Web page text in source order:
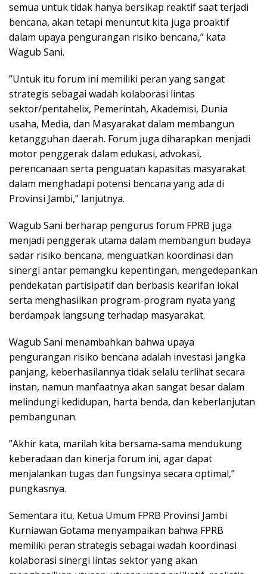
semua untuk tidak hanya bersikap reaktif saat terjadi
bencana, akan tetapi menuntut kita juga proaktif
dalam upaya pengurangan risiko bencana,” kata
Wagub Sani.
‎”Untuk itu forum ini memiliki peran yang sangat
strategis sebagai wadah kolaborasi lintas
sektor/pentahelix, Pemerintah, Akademisi, Dunia
usaha, Media, dan Masyarakat dalam membangun
ketangguhan daerah. Forum juga diharapkan menjadi
motor penggerak dalam edukasi, advokasi,
perencanaan serta penguatan kapasitas ‎masyarakat
dalam menghadapi potensi bencana yang ada di
Provinsi Jambi,” lanjutnya.
‎Wagub Sani berharap pengurus forum FPRB juga
menjadi penggerak utama dalam membangun budaya
sadar risiko bencana, menguatkan koordinasi dan
sinergi antar pemangku kepentingan, mengedepankan
pendekatan partisipatif dan berbasis kearifan lokal
serta menghasilkan program-program nyata yang
berdampak langsung terhadap masyarakat.
Wagub Sani menambahkan bahwa upaya
pengurangan risiko bencana adalah investasi jangka
panjang, keberhasilannya tidak selalu terlihat secara
instan, namun manfaatnya akan sangat besar dalam
melindungi kedidupan, harta benda, dan keberlanjutan
pembangunan.
‎”Akhir kata, marilah kita bersama-sama mendukung
keberadaan dan kinerja forum ini, agar dapat
menjalankan tugas dan fungsinya secara optimal,”
pungkasnya.
Sementara itu, Ketua Umum FPRB Provinsi Jambi
Kurniawan Gotama menyampaikan bahwa FPRB
memiliki peran strategis sebagai wadah koordinasi
kolaborasi sinergi lintas sektor yang akan